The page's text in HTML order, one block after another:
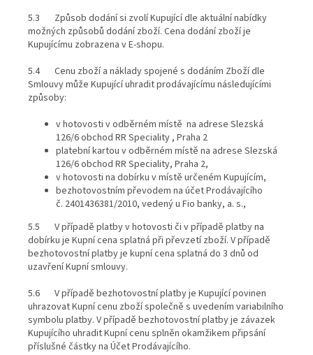
5.3 Způsob dodání si zvolí Kupující dle aktuální nabídky
možných způsobů dodání zboží. Cena dodání zboží je
Kupujícímu zobrazena v E-shopu.
5.4 Cenu zboží a náklady spojené s dodáním Zboží dle
Smlouvy může Kupující uhradit prodávajícímu následujícími
způsoby:
v hotovosti v odběrném místě na adrese Slezská
126/6 obchod RR Speciality , Praha 2
platební kartou v odběrném místě na adrese Slezská
126/6 obchod RR Speciality, Praha 2,
v hotovosti na dobírku v místě určeném Kupujícím,
bezhotovostním převodem na účet Prodávajícího
č. 2401436381/2010, vedený u Fio banky, a. s.,
5.5 V případě platby v hotovosti či v případě platby na
dobírku je Kupní cena splatná při převzetí zboží. V případě
bezhotovostní platby je kupní cena splatná do 3 dnů od
uzavření Kupní smlouvy.
5.6 V případě bezhotovostní platby je Kupující povinen
uhrazovat Kupní cenu zboží společně s uvedením variabilního
symbolu platby. V případě bezhotovostní platby je závazek
Kupujícího uhradit Kupní cenu splněn okamžikem připsání
příslušné částky na Účet Prodávajícího.